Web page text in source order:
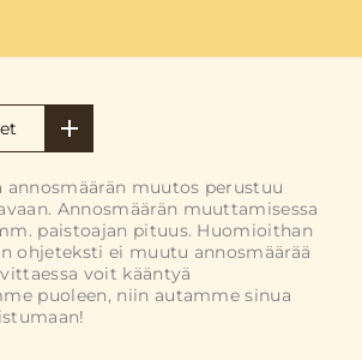
grillattu varhaiskaali,
muutos perustuu
Annosmäärän muuttamisessa
paistoajan pituus. Huomioithan
ohjeteksti ei muutu annosmäärää
voit kääntyä
puoleen, niin autamme sinua